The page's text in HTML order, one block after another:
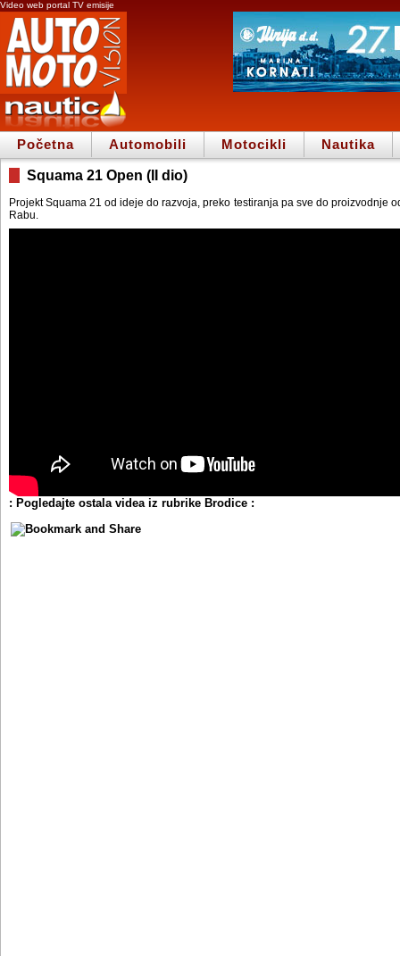
Video web portal TV emisije
Početna Automobili Motocikli Nautika
Squama 21 Open (II dio)
Projekt Squama 21 od ideje do razvoja, preko testiranja pa sve do proizvodnje
Rabu.
: Pogledajte ostala videa iz rubrike Brodice :